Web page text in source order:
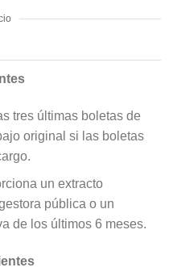
tres últimas boletas de
original si las boletas
un extracto
pública o un
de los últimos 6 meses.